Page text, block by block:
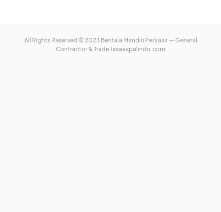
All Rights Reserved © 2023 Bentala Mandiri Perkasa — General
Contractor & TradeJasaaspalindo.com